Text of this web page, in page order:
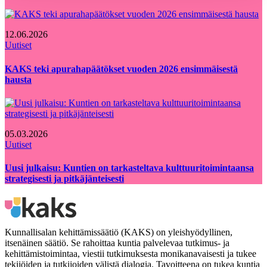
12.06.2026
Uutiset
KAKS teki apurahapäätökset vuoden 2026 ensimmäisestä
hausta
05.03.2026
Uutiset
Uusi julkaisu: Kuntien on tarkasteltava kulttuuritoimintaansa
strategisesti ja pitkäjänteisesti
Kunnallisalan kehittämissäätiö (KAKS) on yleishyödyllinen,
itsenäinen säätiö. Se rahoittaa kuntia palvelevaa tutkimus- ja
kehittämistoimintaa, viestii tutkimuksesta monikanavaisesti ja tukee
tekijöiden ja tutkijoiden välistä dialogia. Tavoitteena on tukea kuntia